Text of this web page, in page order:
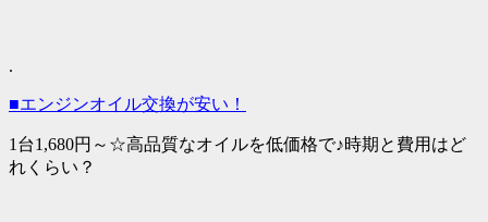
.
■エンジンオイル交換が安い！
1台1,680円～☆高品質なオイルを低価格で♪時期と費用はど
れくらい？